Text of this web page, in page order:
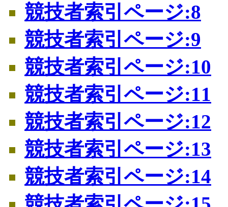
競技者索引ページ:8
競技者索引ページ:9
競技者索引ページ:10
競技者索引ページ:11
競技者索引ページ:12
競技者索引ページ:13
競技者索引ページ:14